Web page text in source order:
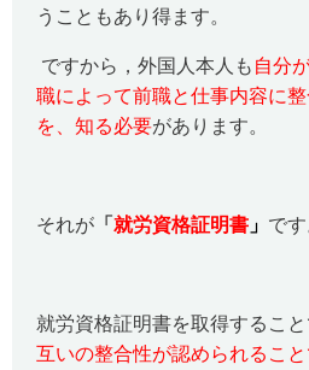
うこともあり得ます。
ですから，外国人本人も 自分
職によって前職と仕事内容に
を、知る必要があります。
それが 「 就労資格証明書 」 です
就労資格証明書を取得すること
互いの整合性が認められるこ